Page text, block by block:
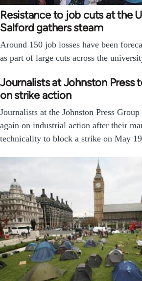
Resistance to job cuts at the
Salford gathers steam
Around 150 job losses have been
as part of large cuts across the
Journalists at Johnston Press
on strike action
Journalists at the Johnston Press
again on industrial action after their
technicality to block a strike on May